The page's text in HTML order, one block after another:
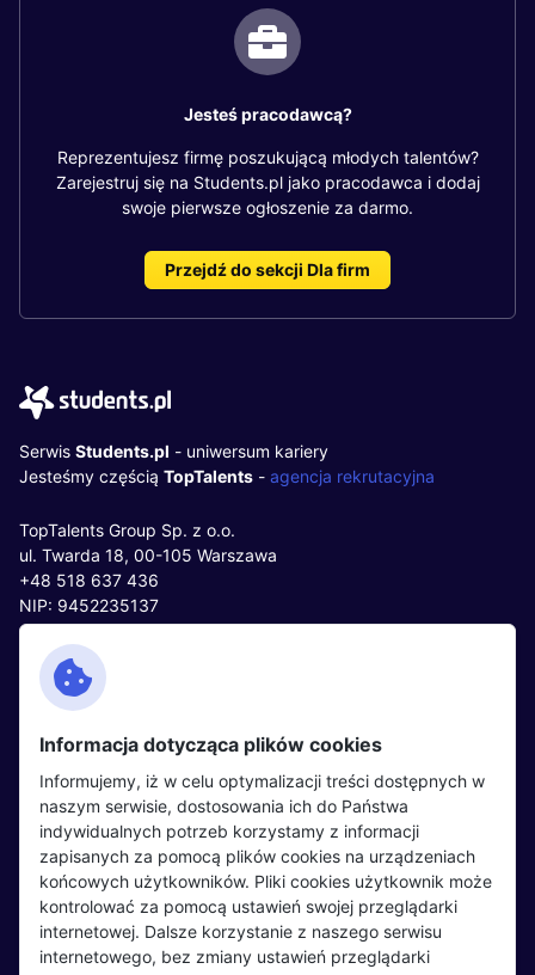
Jesteś pracodawcą?
Reprezentujesz firmę poszukującą młodych talentów?
Zarejestruj się na Students.pl jako pracodawca i dodaj
swoje pierwsze ogłoszenie za darmo.
Przejdź do sekcji Dla firm
Serwis Students.pl - uniwersum kariery
Jesteśmy częścią TopTalents - agencja rekrutacyjna
TopTalents Group Sp. z o.o.
ul. Twarda 18, 00-105 Warszawa
+48 518 637 436
NIP: 9452235137
Kontakt
Facebook
Twitter
LinkedIn
Partnerzy
Wydarzenia
Kandydaci
Regulamin kandydata
Oferty pracy
Pracodawcy
Regulamin pracodawcy
Dodaj ogłoszenie
Informacja dotycząca plików cookies
Informujemy, iż w celu optymalizacji treści dostępnych w
naszym serwisie, dostosowania ich do Państwa
indywidualnych potrzeb korzystamy z informacji
zapisanych za pomocą plików cookies na urządzeniach
końcowych użytkowników. Pliki cookies użytkownik może
kontrolować za pomocą ustawień swojej przeglądarki
internetowej. Dalsze korzystanie z naszego serwisu
internetowego, bez zmiany ustawień przeglądarki